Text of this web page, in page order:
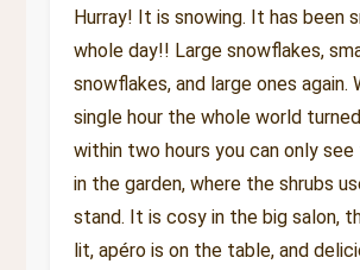
Hurray! It is snowing. It has been
whole day!! Large snowflakes,
snowflakes, and large ones again.
single hour the whole world
within two hours you can only see
in the garden, where the shrubs
stand. It is cosy in the big salon,
lit, apéro is on the table, and